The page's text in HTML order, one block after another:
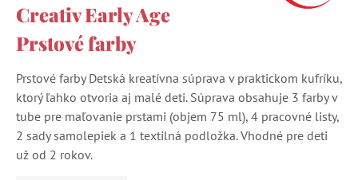
Creativ Early Age
Prstové farby
Prstové farby Detská kreatívna súprava v praktickom kufríku,
ktorý ľahko otvoria aj malé deti. Súprava obsahuje 3 farby v
tube pre maľovanie prstami (objem 75 ml), 4 pracovné listy,
2 sady samolepiek a 1 textilná podložka. Vhodné pre deti
už od 2 rokov.